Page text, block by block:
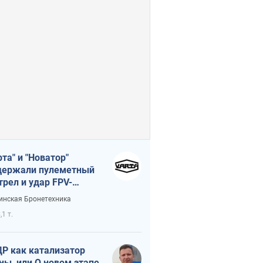
и "Новатор"
пулеметный
и удар FPV-
сохранив жизнь
Бронетехника
т.
как катализатор